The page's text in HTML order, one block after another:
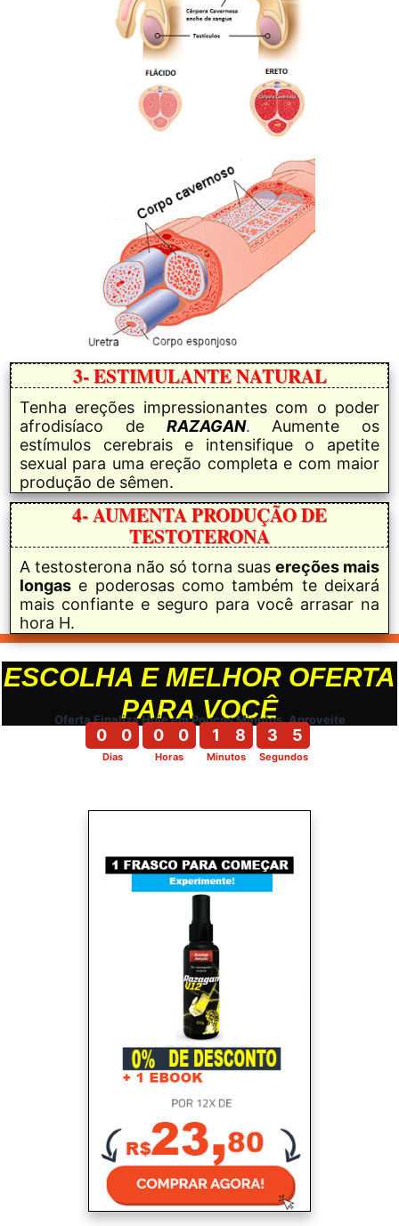
3-ESTIMULANTE NATURAL
Tenha ereções impressionantes com o poder
afrodisíaco de RAZAGAN.Aumente os
estímulos cerebrais e intensifique o apetite
sexual para uma ereção completa e com maior
produção de sêmen.
4-AUMENTA PRODUÇÃO DE
TESTOTERONA
A testosterona não só torna suas ereções mais
longas e poderosas como também te deixará
mais confiante e seguro para você arrasar na
hora H.
ESCOLHA E MELHOR OFERTA
PARA VOCÊ
Oferta Finaliza Hoje em Poucos Minutos, Aproveite
0
0
0
0
Dias
0
0
0
0
Horas
1
1
8
8
Minutos
3
3
4
5
Segundos